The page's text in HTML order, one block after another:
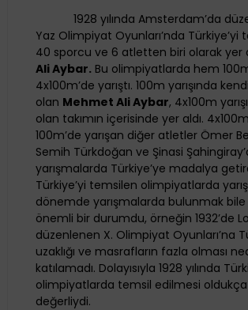
1928 yılında Amsterdam’da
Yaz Olimpiyat Oyunları’nda Türkiye’yi
40 sporcu ve 6 atletten biri olarak yer
Ali Aybar. Bu olimpiyatlarda hem
4x100m’de yarıştı. 100m yarışında
olan Mehmet Ali Aybar, 4x100m
olan takımın içerisinde yer aldı.
100m’de yarışan diğer atletler Ömer
Semih Türkdoğan ve Şinasi
yarışmalarda Türkiye’ye madalya
Türkiye’yi temsilen olimpiyatlarda
dönemde yarışmalarda bulunmak bile
önemli bir durumdu, örneğin 1932’de
düzenlenen X. Olimpiyat Oyunları’na
uzaklığı ve masrafların fazla olması
katılamadı. Dolayısıyla 1928 yılında
olimpiyatlarda temsil edilmesi
değerliydi.